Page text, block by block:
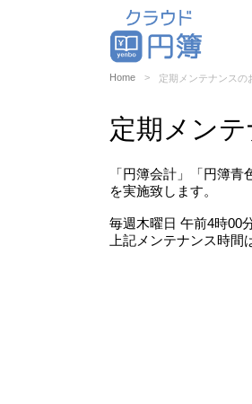
Home 定期メンテナンスの
定期メン
「円簿会計」「円簿
を実施致します。
毎週木曜日 午前4時00
上記メンテナンス時間